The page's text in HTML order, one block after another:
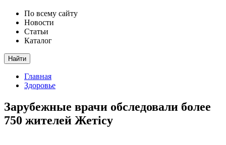
По всему сайту
Новости
Статьи
Каталог
Найти
Главная
Здоровье
Зарубежные врачи обследовали более
750 жителей Жетісу